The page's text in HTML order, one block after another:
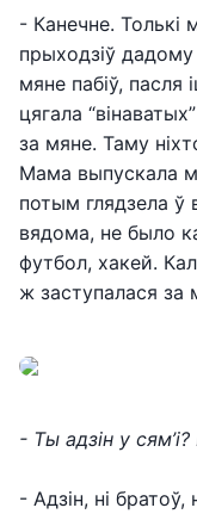
- Канечне. Толькі
прыходзіў
мяне пабіў, пасля
цягала
за мяне. Таму
Мама выпускала
потым глядзела ў
вядома, не было
футбол, хакей.
ж заступалася за
- Ты адзін у
- Адзін, ні